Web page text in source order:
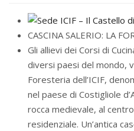
CASCINA SALERIO: LA
Gli allievi dei Corsi di
diversi paesi del mondo,
Foresteria dell’ICIF,
nel paese di Costigliole
rocca medievale, al
residenziale. Un’antica